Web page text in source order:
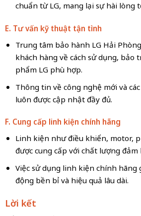
chuẩn từ LG, mang lại sự hài lòng
E. Tư vấn kỹ thuật tận tình
Trung tâm bảo hành LG Hải
khách hàng về cách sử dụng, bảo
phẩm LG phù hợp.
Thông tin về công nghệ mới và
luôn được cập nhật đầy đủ.
F. Cung cấp linh kiện chính hãng
Linh kiện như điều khiển, motor,
được cung cấp với chất lượng đảm
Việc sử dụng linh kiện chính hãng
động bền bỉ và hiệu quả lâu dài.
Lời kết